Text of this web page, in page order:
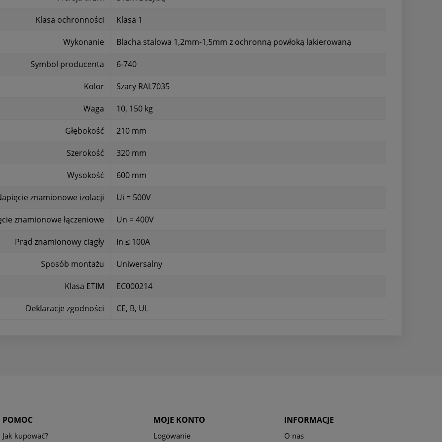
Klasa ochronności Klasa 1
Wykonanie Blacha stalowa 1,2mm-1,5mm z ochronną powłoką lakierowaną
Symbol producenta 6-740
Kolor Szary RAL7035
Waga 10, 150 kg
Głębokość 210 mm
Szerokość 320 mm
Wysokość 600 mm
znamionowe izolacji Ui = 500V
znamionowe łączeniowe Un = 400V
Prąd znamionowy ciągły In ≤ 100A
Sposób montażu Uniwersalny
Klasa ETIM EC000214
Deklaracje zgodności CE, B, UL
POMOC
Jak kupować?
MOJE KONTO
Logowanie
INFORMACJE
O nas